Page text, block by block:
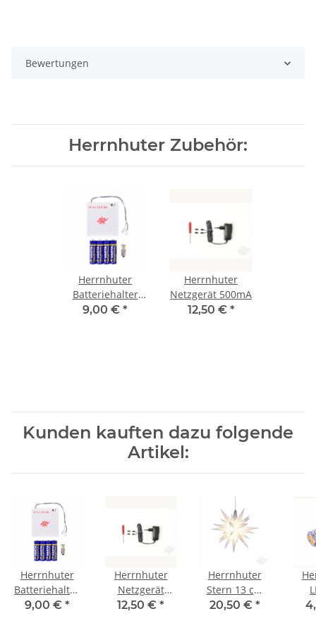
Bewertungen
Herrnhuter Zubehör:
Herrnhuter
Batteriehalter
Timer
9,00 € *
Herrnhuter
Netzgerät 500mA
12,50 € *
Kunden kauften dazu folgende
Artikel:
Herrnhuter
Batteriehalter
Timer
9,00 € *
Herrnhuter
Netzgerät
500mA
12,50 € *
Herrnhuter
Stern 13 cm
weiß
20,50 € *